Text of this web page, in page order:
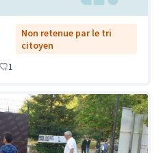
Non retenue par le tri
citoyen
1